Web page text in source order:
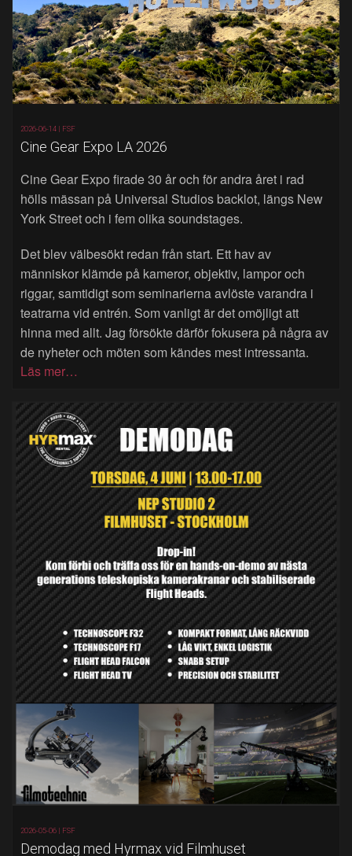
2026-06-14 | FSF
Cine Gear Expo LA 2026
Cine Gear Expo firade 30 år och för andra året i rad
hölls mässan på Universal Studios backlot, längs New
York Street och i fem olika soundstages.
Det blev välbesökt redan från start. Ett hav av
människor klämde på kameror, objektiv, lampor och
riggar, samtidigt som seminarierna avlöste varandra i
teatrarna vid entrén. Som vanligt är det omöjligt att
hinna med allt. Jag försökte därför fokusera på några av
de nyheter och möten som kändes mest intressanta.
Läs mer…
2026-05-06 | FSF
Demodag med Hyrmax vid Filmhuset